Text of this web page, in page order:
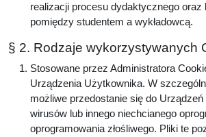
realizacji procesu dydaktycznego oraz
pomiędzy studentem a wykładowcą.
§ 2. Rodzaje wykorzystywanych
Stosowane przez Administratora
Urządzenia Użytkownika. W
możliwe przedostanie się do
wirusów lub innego niechcianego
oprogramowania złośliwego. Pliki te